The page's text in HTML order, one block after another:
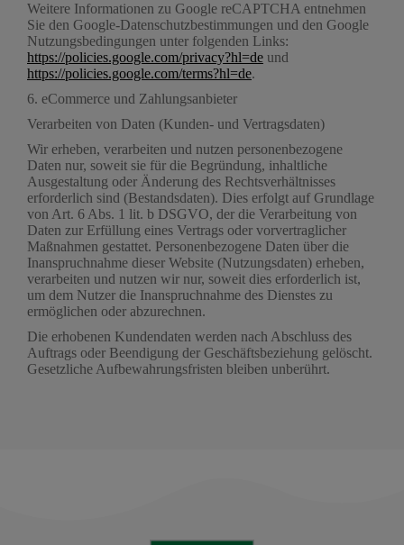
Weitere Informationen zu Google reCAPTCHA entnehmen
Sie den Google-Datenschutzbestimmungen und den Google
Nutzungsbedingungen unter folgenden Links:
https://policies.google.com/privacy?hl=de und
https://policies.google.com/terms?hl=de.
6. eCommerce und Zahlungs­anbieter
Verarbeiten von Daten (Kunden- und Vertragsdaten)
Wir erheben, verarbeiten und nutzen personenbezogene
Daten nur, soweit sie für die Begründung, inhaltliche
Ausgestaltung oder Änderung des Rechtsverhältnisses
erforderlich sind (Bestandsdaten). Dies erfolgt auf Grundlage
von Art. 6 Abs. 1 lit. b DSGVO, der die Verarbeitung von
Daten zur Erfüllung eines Vertrags oder vorvertraglicher
Maßnahmen gestattet. Personenbezogene Daten über die
Inanspruchnahme dieser Website (Nutzungsdaten) erheben,
verarbeiten und nutzen wir nur, soweit dies erforderlich ist,
um dem Nutzer die Inanspruchnahme des Dienstes zu
ermöglichen oder abzurechnen.
Die erhobenen Kundendaten werden nach Abschluss des
Auftrags oder Beendigung der Geschäftsbeziehung gelöscht.
Gesetzliche Aufbewahrungsfristen bleiben unberührt.